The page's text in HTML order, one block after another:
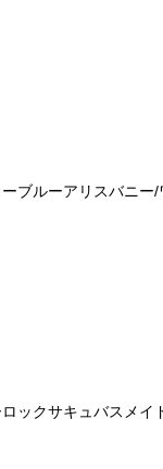
ブルーアリスバニー/
ックサキュバスメイ